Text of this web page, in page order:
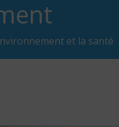
et la santé